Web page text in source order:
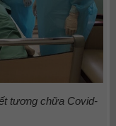
tương chữa Covid-